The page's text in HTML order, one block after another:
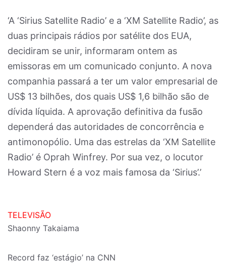
‘A ‘Sirius Satellite Radio’ e a ‘XM Satellite Radio’, as
duas principais rádios por satélite dos EUA,
decidiram se unir, informaram ontem as
emissoras em um comunicado conjunto. A nova
companhia passará a ter um valor empresarial de
US$ 13 bilhões, dos quais US$ 1,6 bilhão são de
dívida líquida. A aprovação definitiva da fusão
dependerá das autoridades de concorrência e
antimonopólio. Uma das estrelas da ‘XM Satellite
Radio’ é Oprah Winfrey. Por sua vez, o locutor
Howard Stern é a voz mais famosa da ‘Sirius’.’
TELEVISÃO
Shaonny Takaiama
Record faz ‘estágio’ na CNN